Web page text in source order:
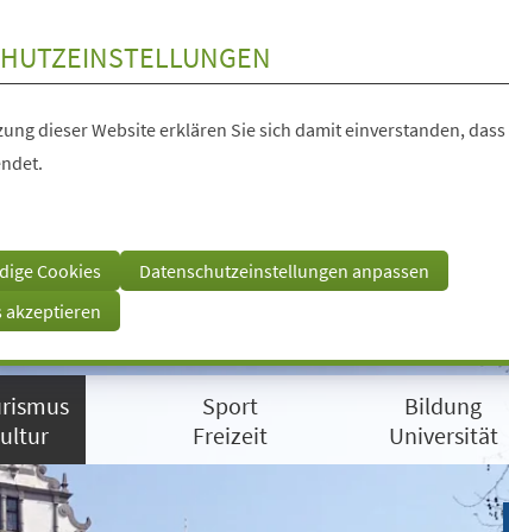
dieser Website erklären Sie sich damit einverstanden,
Cookies
Datenschutzeinstellungen anpassen
akzeptieren
Sport
Freizeit
Bildung
Universität